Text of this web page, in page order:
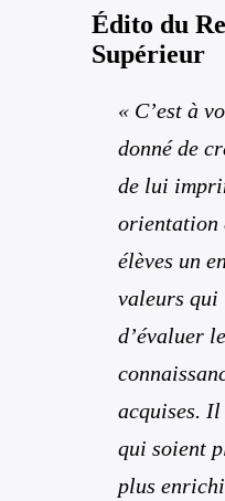
Édito du
Supérieur
« C’est à
donné de
de lui
orientation
élèves un
valeurs
d’évaluer
acquises. Il
qui soient
plus